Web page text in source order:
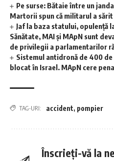
Pe surse: Bătaie între un
Martorii spun că militarul a
Jaf la baza statului, opulență
Sănătate, MAI și MApN sunt
de privilegii a parlamentarilor
Sistemul antidronă de 400
blocat în Israel. MApN cere
TAG-URI: accident, pompier
Înscrieți-vă la